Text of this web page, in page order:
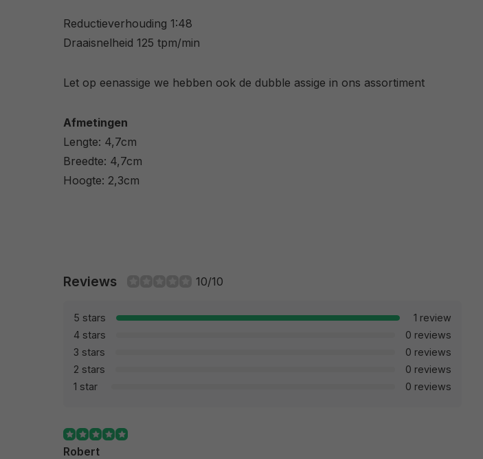
Reductieverhouding 1:48
Draaisnelheid 125 tpm/min
Let op eenassige we hebben ook de dubble assige in ons assortiment
Afmetingen
Lengte: 4,7cm
Breedte: 4,7cm
Hoogte: 2,3cm
Reviews 10/10
5 stars
1 review
4 stars
0 reviews
3 stars
0 reviews
2 stars
0 reviews
1 star
0 reviews
Robert